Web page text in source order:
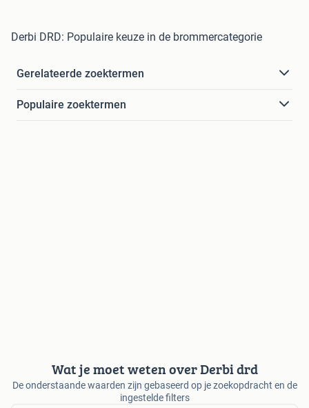
Derbi DRD: Populaire keuze in de brommercategorie
Gerelateerde zoektermen
Populaire zoektermen
Wat je moet weten over Derbi drd
De onderstaande waarden zijn gebaseerd op je zoekopdracht en de
ingestelde filters